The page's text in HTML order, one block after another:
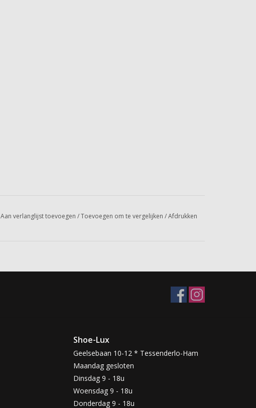
Aan verlanglijst toevoegen /Toevoegen om te vergelijken /Afdrukken
Shoe-Lux
Geelsebaan 10-12 * Tessenderlo-Ham
Maandag gesloten
Dinsdag 9 - 18u
Woensdag 9 - 18u
Donderdag 9 - 18u